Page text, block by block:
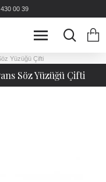
00 39
Yüzüğü Çifti
Söz Yüzüğü Çifti